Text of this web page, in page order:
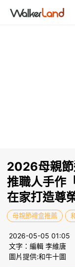
2026母親節
推職人手作
在家打造尊
母親節禮盒推薦
2026-05-05 01:05
文字：編輯 李維唐
圖片提供:和牛十圖